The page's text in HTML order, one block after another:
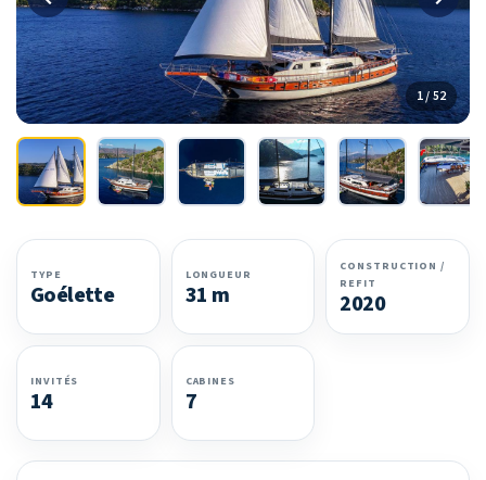
1 / 52
TYPE
Goélette
LONGUEUR
31 m
CONSTRUCTION /
REFIT
2020
INVITÉS
14
CABINES
7